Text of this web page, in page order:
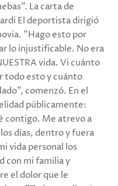
La carta de
El deportista dirigió
"Hago esto por
lo injustificable. No era
vida. Vi cuánto
todo esto y cuánto
comenzó. En el
públicamente:
contigo. Me atrevo a
días, dentro y fuera
vida personal los
con mi familia y
el dolor que le